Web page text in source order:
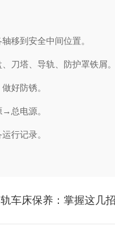
到安全中间位置。
刀塔、导轨、防护罩铁屑
好防锈。
电源。
行记录。
车床保养：掌握这几